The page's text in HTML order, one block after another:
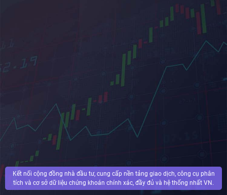
Kết nối cộng đồng nhà đầu tư, cung cấp nền tảng giao dịch, công cụ phân
tích và cơ sở dữ liệu chứng khoán chính xác, đầy đủ và hệ thống nhất VN.